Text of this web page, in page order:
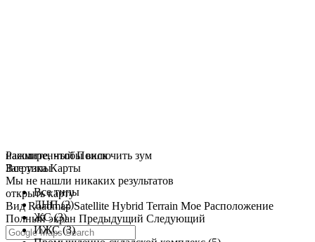
нажмите, чтобы включить зум
Загрузка Карты
Мы не нашли никаких результатов
открыть карту
Вид Roadmap Satellite Hybrid Terrain Мое Расположение
Полный экран Предыдущий Следующий
Расширенный Поиск
Все типы
Все типы
ДНП (2)
ЖС (3)
ИЖС (3)